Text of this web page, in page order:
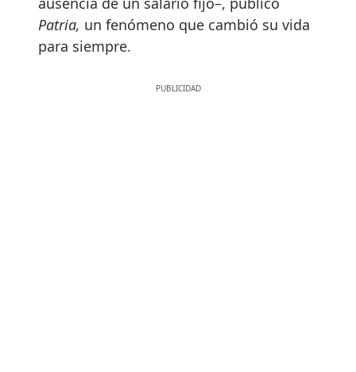
Patria, un fenómeno que cambió su vida
para siempre.